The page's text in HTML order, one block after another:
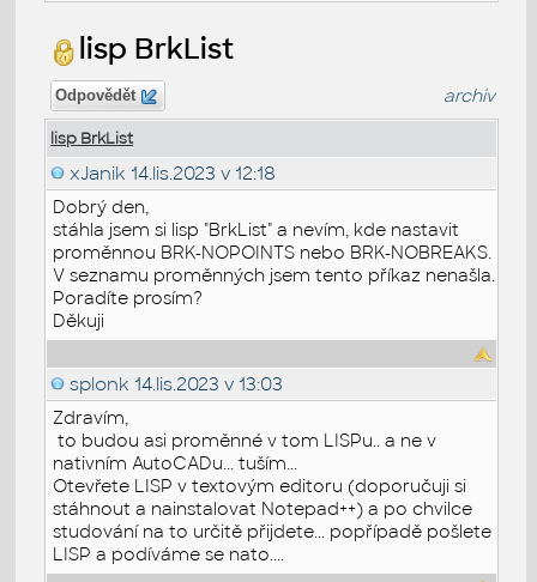
lisp BrkList
Odpovědět archiv
lisp BrkList
xJanik 14.lis.2023 v 12:18
Dobrý den,
stáhla jsem si lisp "BrkList" a nevím, kde nastavit
proměnnou BRK-NOPOINTS nebo BRK-NOBREAKS.
V seznamu proměnných jsem tento příkaz nenašla.
Poradíte prosím?
Děkuji
splonk 14.lis.2023 v 13:03
Zdravím,
to budou asi proměnné v tom LISPu.. a ne v
nativním AutoCADu... tuším...
Otevřete LISP v textovým editoru (doporučuji si
stáhnout a nainstalovat Notepad++) a po chvilce
studování na to určitě přijdete... popřípadě pošlete
LISP a podíváme se nato....